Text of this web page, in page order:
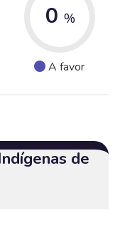
0 %
A favor
de